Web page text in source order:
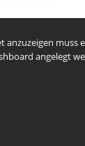
anzuzeigen
angelegt